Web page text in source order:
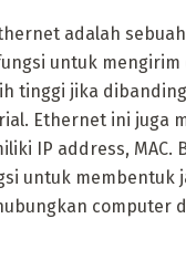
adalah
untuk mengirim
tinggi jika
Ethernet ini juga
IP address, MAC.
untuk membentuk
computer